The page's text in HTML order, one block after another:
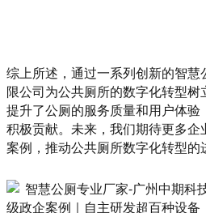
综上所述，通过一系列创新的智
限公司为公共厕所的数字化转型
提升了公厕的服务质量和用户体
积极贡献。未来，我们期待更多
案例，推动公共厕所数字化转型的